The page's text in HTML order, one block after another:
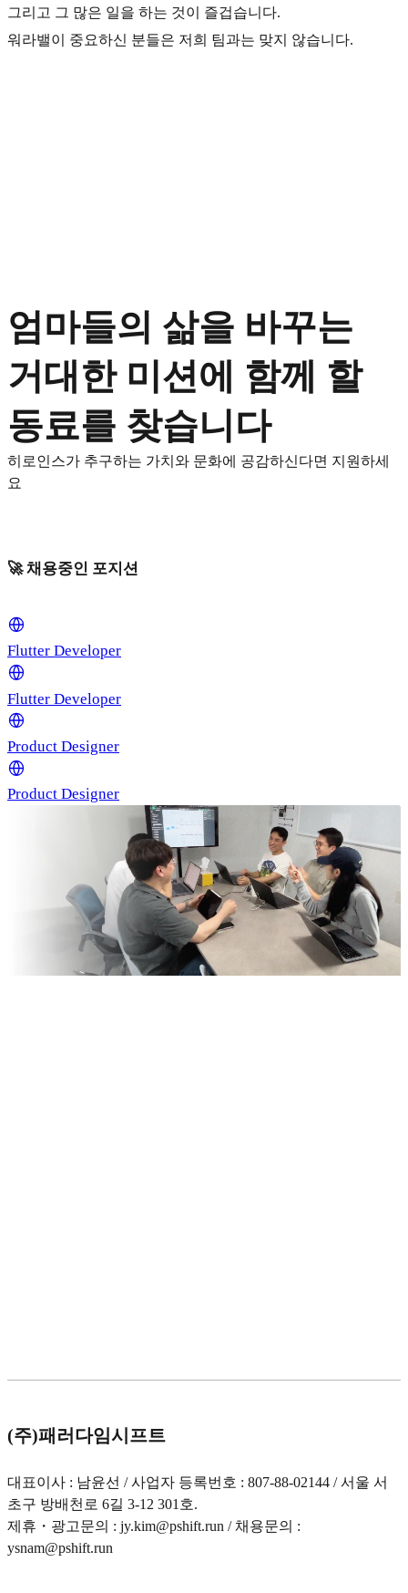
그리고 그 많은 일을 하는 것이 즐겁습니다.
워라밸이 중요하신 분들은 저희 팀과는 맞지 않습니다.
엄마들의 삶을 바꾸는
거대한 미션에 함께 할
동료를 찾습니다
히로인스가 추구하는 가치와 문화에 공감하신다면 지원하세
요
🚀 채용중인 포지션
Flutter Developer
Flutter Developer
Product Designer
Product Designer
(주)패러다임시프트
대표이사 : 남윤선 / 사업자 등록번호 : 807-88-02144 / 서울 서
초구 방배천로 6길 3-12 301호.
제휴・광고문의 : jy.kim@pshift.run / 채용문의 :
ysnam@pshift.run